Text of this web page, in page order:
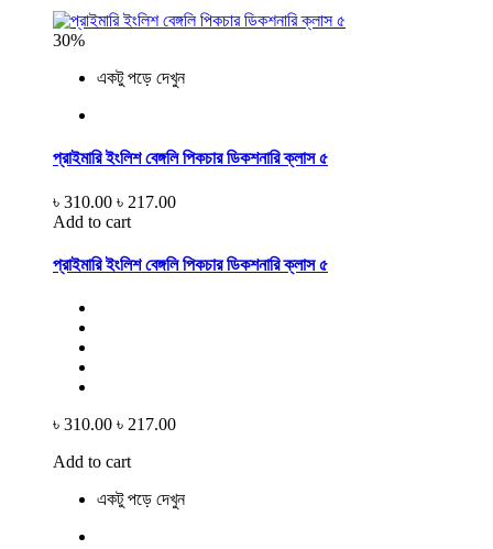
30%
একটু পড়ে দেখুন
প্রাইমারি ইংলিশ বেঙ্গলি পিকচার ডিকশনারি ক্লাস ৫
৳ 310.00 ৳ 217.00
Add to cart
প্রাইমারি ইংলিশ বেঙ্গলি পিকচার ডিকশনারি ক্লাস ৫
৳ 310.00 ৳ 217.00
Add to cart
একটু পড়ে দেখুন